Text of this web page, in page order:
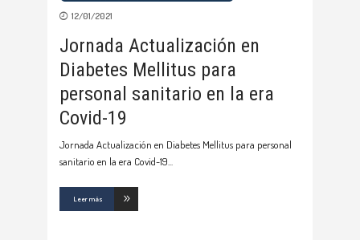
12/01/2021
Jornada Actualización en
Diabetes Mellitus para
personal sanitario en la era
Covid-19
Jornada Actualización en Diabetes Mellitus para personal
sanitario en la era Covid-19
Leer más